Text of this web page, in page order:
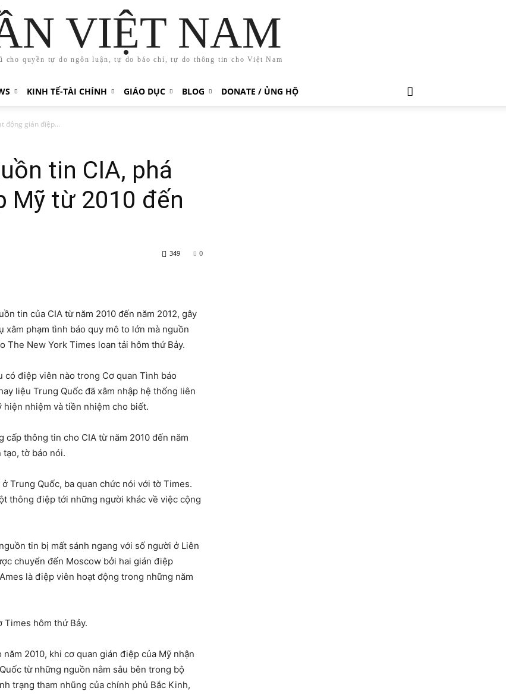
VIỆT NAM
cho quyền tự do ngôn luận, tự do báo chí, tự do thông tin cho Việt Nam
KINH TẾ-TÀI CHÍNH GIÁO DỤC BLOG DONATE / ỦNG HỘ
động gián điệp...
tin CIA, phá
Mỹ từ 2010 đến
0
349
tin của CIA từ năm 2010 đến năm 2012, gây
phạm tình báo quy mô to lớn mà nguồn
The New York Times loan tải hôm thứ Bảy.
điệp viên nào trong Cơ quan Tình báo
liệu Trung Quốc đã xâm nhập hệ thống liên
hiện nhiệm và tiền nhiệm cho biết.
thông tin cho CIA từ năm 2010 đến năm
tạo, tờ báo nói.
Trung Quốc, ba quan chức nói với tờ Times.
thông điệp tới những người khác về việc cộng
tin bị mất sánh ngang với số người ở Liên
chuyển đến Moscow bởi hai gián điệp
là điệp viên hoạt động trong những năm
Times hôm thứ Bảy.
2010, khi cơ quan gián điệp của Mỹ nhận
từ những nguồn nằm sâu bên trong bộ
trạng tham nhũng của chính phủ Bắc Kinh,